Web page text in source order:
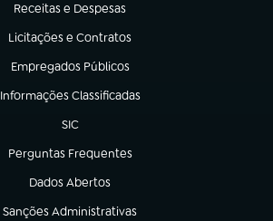
Receitas e Despesas
(abre em nova aba)
Licitações e Contratos
(abre em nova aba)
Empregados Públicos
(abre em nova aba)
Informações Classificadas
(abre em nova aba)
SIC
(abre em nova aba)
Perguntas Frequentes
(abre em nova aba)
Dados Abertos
(abre em nova aba)
Sanções Administrativas
(abre em nova aba)